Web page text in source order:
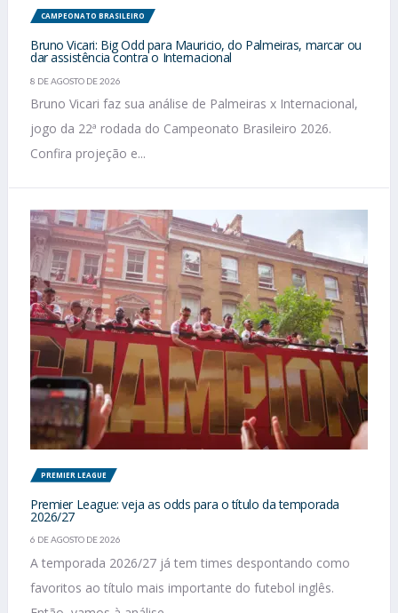
CAMPEONATO BRASILEIRO
Bruno Vicari: Big Odd para Mauricio, do Palmeiras, marcar ou
dar assistência contra o Internacional
8 DE AGOSTO DE 2026
Bruno Vicari faz sua análise de Palmeiras x Internacional,
jogo da 22ª rodada do Campeonato Brasileiro 2026.
Confira projeção e...
PREMIER LEAGUE
Premier League: veja as odds para o título da temporada
2026/27
6 DE AGOSTO DE 2026
A temporada 2026/27 já tem times despontando como
favoritos ao título mais importante do futebol inglês.